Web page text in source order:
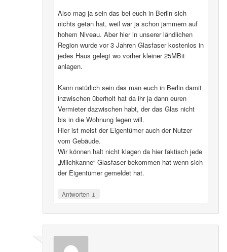
Also mag ja sein das bei euch in Berlin sich
nichts getan hat, weil war ja schon jammern auf
hohem Niveau. Aber hier in unserer ländlichen
Region wurde vor 3 Jahren Glasfaser kostenlos in
jedes Haus gelegt wo vorher kleiner 25MBit
anlagen.
Kann natürlich sein das man euch in Berlin damit
inzwischen überholt hat da ihr ja dann euren
Vermieter dazwischen habt, der das Glas nicht
bis in die Wohnung legen will.
Hier ist meist der Eigentümer auch der Nutzer
vom Gebäude.
Wir können halt nicht klagen da hier faktisch jede
„Milchkanne“ Glasfaser bekommen hat wenn sich
der Eigentümer gemeldet hat.
Antworten ↓